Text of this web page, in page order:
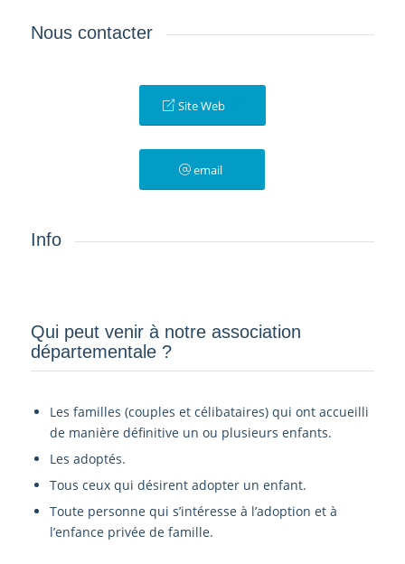
Nous contacter
Site Web
email
Info
Qui peut venir à notre association
départementale ?­
Les familles (couples et célibataires) qui ont accueilli
de manière définitive un ou plusieurs enfants.
Les adoptés.
Tous ceux qui désirent adopter un enfant.
Toute personne qui s’intéresse à l’adoption et à
l’enfance privée de famille.